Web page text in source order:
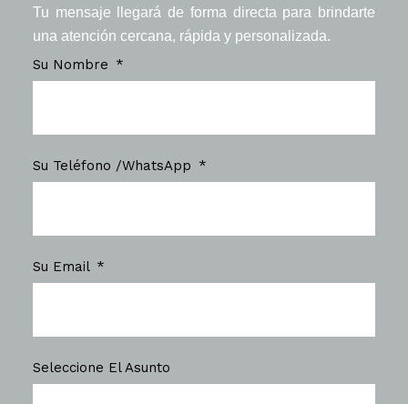
Tu mensaje llegará de forma directa para brindarte
una atención cercana, rápida y personalizada.
Su Nombre
Su Teléfono /WhatsApp
Su Email
Seleccione El Asunto